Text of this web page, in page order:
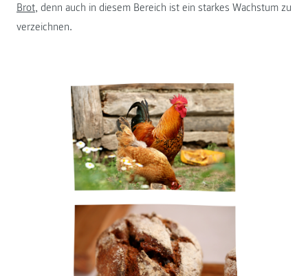
Brot, denn auch in diesem Bereich ist ein starkes Wachstum zu
verzeichnen.